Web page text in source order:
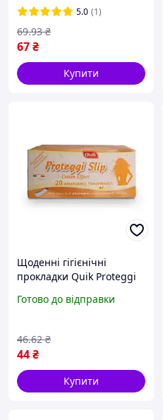
5.0 (1)
67₴
69.93 ₴
Купити
Щоденні гігієнічні
прокладки Quik Proteggi
Готово до відправки
44₴
46.62 ₴
Купити